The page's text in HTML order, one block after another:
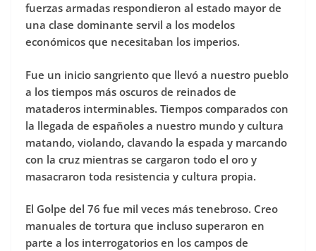
fuerzas armadas respondieron al estado mayor de
una clase dominante servil a los modelos
económicos que necesitaban los imperios.
Fue un inicio sangriento que llevó a nuestro pueblo
a los tiempos más oscuros de reinados de
mataderos interminables. Tiempos comparados con
la llegada de españoles a nuestro mundo y cultura
matando, violando, clavando la espada y marcando
con la cruz mientras se cargaron todo el oro y
masacraron toda resistencia y cultura propia.
El Golpe del 76 fue mil veces más tenebroso. Creo
manuales de tortura que incluso superaron en
parte a los interrogatorios en los campos de